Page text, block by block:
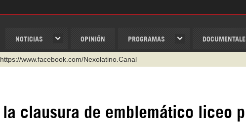
NOTICIAS OPINIÓN PROGRAMAS
https://www.facebook.com/Nexolatino.Canal
https://urmedium.com/c/hispantv
la clausura de emblemático liceo